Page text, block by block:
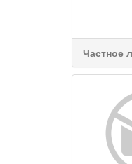
Частное